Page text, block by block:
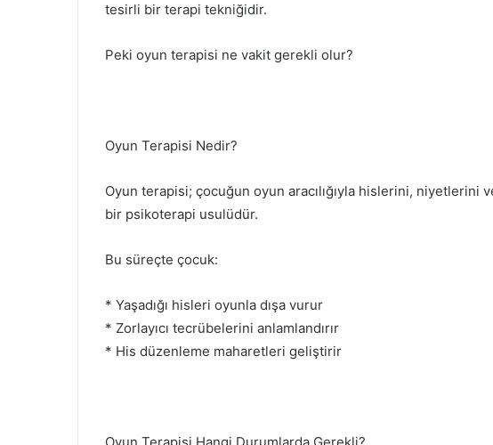
tesirli bir terapi tekniğidir.
Peki oyun terapisi ne vakit gerekli olur?
Oyun Terapisi Nedir?
Oyun terapisi; çocuğun oyun aracılığıyla hislerini, niyetlerini
bir psikoterapi usulüdür.
Bu süreçte çocuk:
* Yaşadığı hisleri oyunla dışa vurur
* Zorlayıcı tecrübelerini anlamlandırır
* His düzenleme maharetleri geliştirir